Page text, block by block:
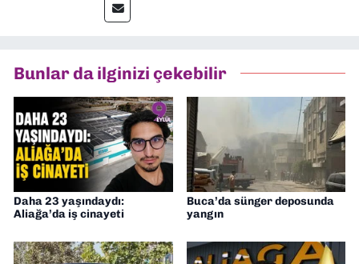
muhabir, editör, müdür yardımcısı ve spor
müdürü olarak görev yaptım. Ayrıca Yeni
Gazetesi'nde editörlük yapıyorum
Bunlar da ilginizi çekebilir
Daha 23 yaşındaydı:
Aliağa’da iş cinayeti
Buca’da sünger deposunda
yangın